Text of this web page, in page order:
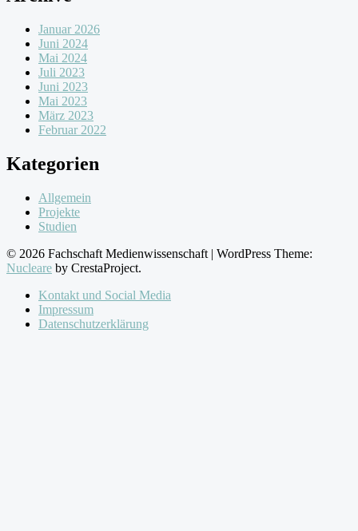
Januar 2026
Juni 2024
Mai 2024
Juli 2023
Juni 2023
Mai 2023
März 2023
Februar 2022
Kategorien
Allgemein
Projekte
Studien
© 2026 Fachschaft Medienwissenschaft | WordPress Theme:
Nucleare by CrestaProject.
Kontakt und Social Media
Impressum
Datenschutzerklärung